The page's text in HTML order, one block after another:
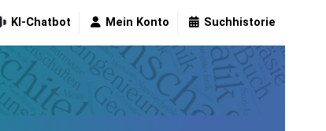
KI-Chatbot Mein Konto Suchhistorie